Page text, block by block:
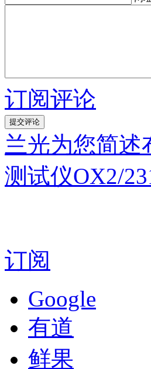
订阅评论
兰光为您简述
测试仪OX2/
订阅
Google
有道
鲜果